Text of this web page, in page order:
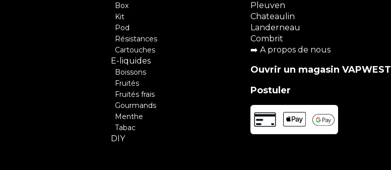
Box
Kit
Pod
Résistances
Cartouches
E-liquides
Boissons
Fruités
Fruités frais
Gourmands
Menthe
Tabac
DIY
Pleuven
Chateaulin
Landerneau
Combrit
➡️ A propos de nous
Ouvrir un magasin VAPWEST
Postuler